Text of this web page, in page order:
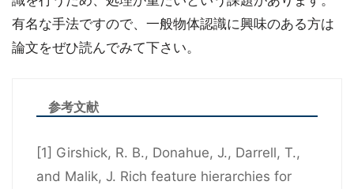
有名な手法ですので、一般物体認識に興味のある方は
論文をぜひ読んでみて下さい。
参考文献
[1] Girshick, R. B., Donahue, J., Darrell, T.,
and Malik, J. Rich feature hierarchies for